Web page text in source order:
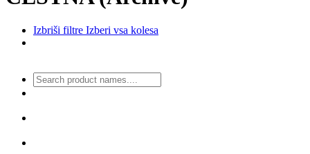
Izbriši filtre Izberi vsa kolesa